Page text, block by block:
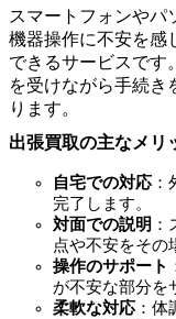
スマートフォンやパ
機器操作に不安を感
できるサービスです
を受けながら手続き
ります。
出張買取の主なメリ
自宅での対応：
完了します。
対面での説明
点や不安をその
操作のサポート
が不安な部分を
柔軟な対応：体